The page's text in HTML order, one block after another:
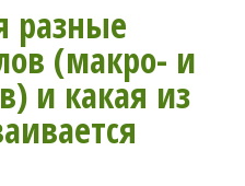
разные
(макро- и
и какая из